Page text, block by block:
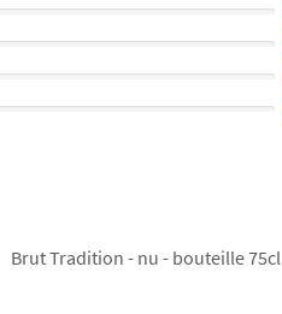
Brut Tradition - nu - bouteille 75cl